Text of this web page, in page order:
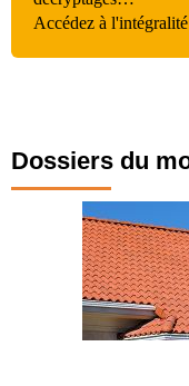
Accédez à
Dossiers du